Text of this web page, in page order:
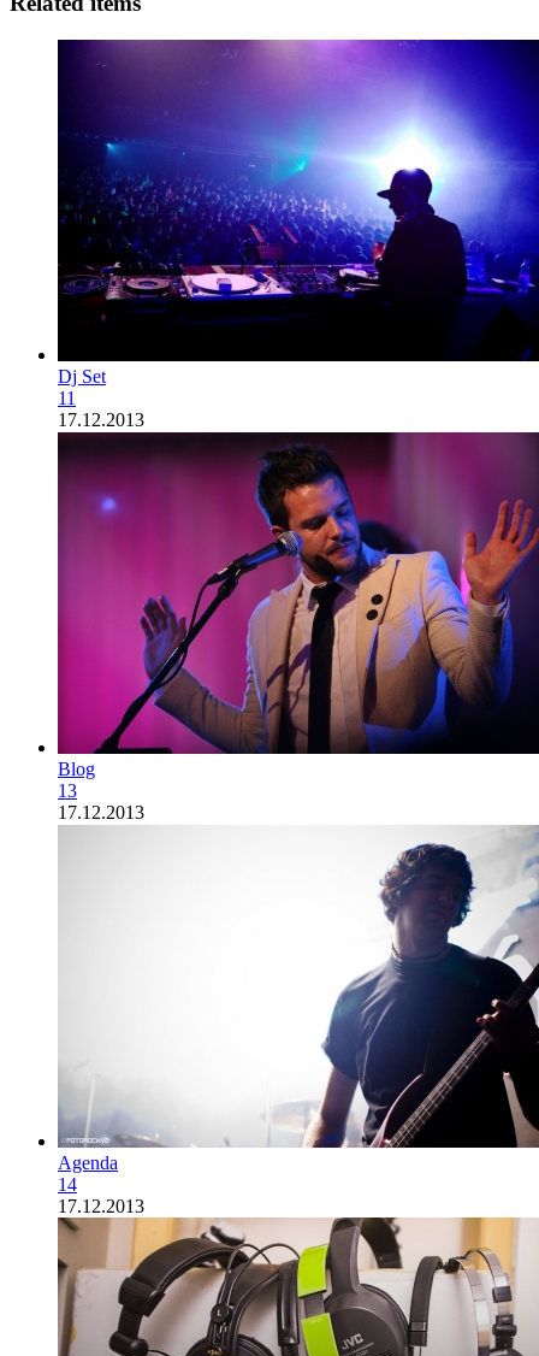
Dj Set
11
17.12.2013
Blog
13
17.12.2013
Agenda
14
17.12.2013